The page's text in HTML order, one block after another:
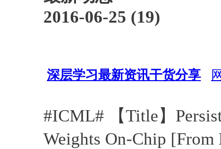
2016-06-25 (19)
深层学习最新资讯干货分享
#ICML# 【Title】
Weights On-Chip